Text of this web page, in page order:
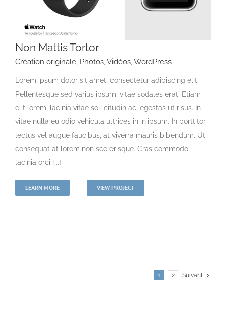
Non Mattis Tortor
Création originale, Photos,Vidéos,WordPress
Lorem ipsum dolor sit amet, consectetur adipiscing elit.
Pellentesque sed varius ipsum, vitae sodales erat. Etiam
elit lorem, lacinia vitae sollicitudin ac, egestas ut risus. In
vitae nulla eu odio vehicula ultrices in in ipsum. In porttitor
lectus vel augue faucibus, at viverra mauris bibendum. Ut
consequat at lorem non scelerisque. Cras commodo
lacinia orci [...]
LEARN MORE VIEW PROJECT
1 2 Suivant